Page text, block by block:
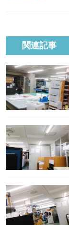
関連記事